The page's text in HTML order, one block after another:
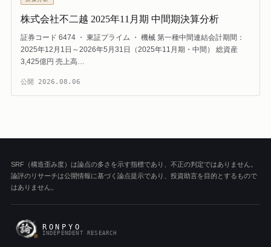
株式会社不二越 2025年11月期 中間期決算分析
証券コード 6474 ・ 東証プライム ・ 機械 第一種中間連結会計期間：
2025年12月1日～2026年5月31日（2025年11月期・中間） 総資産
3,425億円 売上高…
公開 2026.08.06
SRF（構造歪み度）は論点の多さを示す指標であり、不正の判定ではありません。
論評のリサーチは公開情報に基づく論点提示であり、投資助言を目的とするもので
はありません。
RONPYO
INDEPENDENT RESEARCH